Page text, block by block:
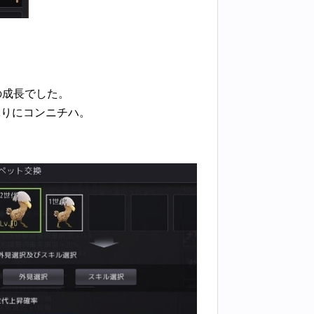
長でした。
にコンニチハ。